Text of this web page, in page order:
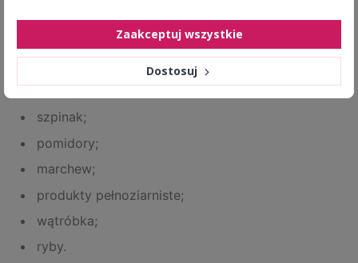
szpinak;
pomidory;
marchew;
produkty pełnoziarniste;
wątróbka;
ryby.
Dostosuj
Zaakceptuj wszystkie